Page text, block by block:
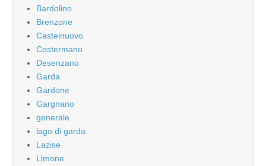
Bardolino
Brenzone
Castelnuovo
Costermano
Desenzano
Garda
Gardone
Gargnano
generale
lago di garda
Lazise
Limone